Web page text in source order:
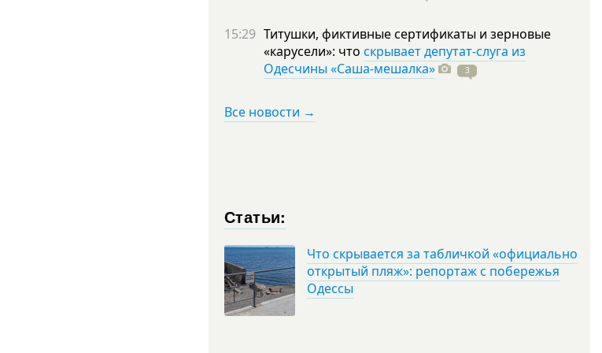
15:29 Титушки, фиктивные сертификаты и зерновые
«карусели»: что скрывает депутат-слуга из
Одесчины «Саша-мешалка»
3
Все новости →
Статьи:
Что скрывается за табличкой «официально
открытый пляж»: репортаж с побережья
Одессы